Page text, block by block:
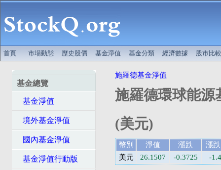
首頁 市場動態 歷史股價 基金淨值 基金分類 經濟數據 股市比較
基金總覽
基金淨值
境外基金淨值
國內基金淨值
基金淨值行動版
施羅德基金淨值
施羅德環球能源
(美元)
幣別 淨值 漲跌
漲
美元
26.1507 -0.3725 -